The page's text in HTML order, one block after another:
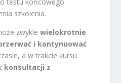
szkolenia.
zwyklewielokrotnie
i kontynuować
a w trakcie kursu
konsultacji z